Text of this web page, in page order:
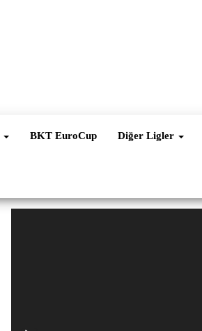
BKT EuroCup Diğer Ligler